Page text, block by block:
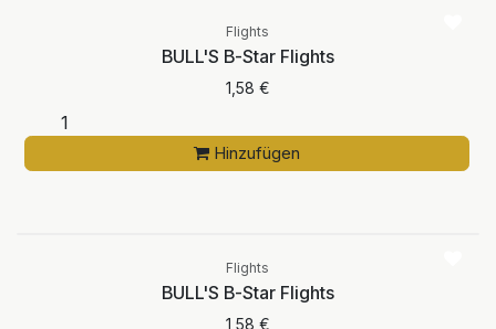
Flights
BULL'S B-Star Flights
1,58 €
Hinzufügen
Flights
BULL'S B-Star Flights
1,58 €